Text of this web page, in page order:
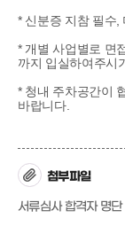
* 신분증 지참 필수,
* 개별 사업별로 면
까지 입실하여주시
* 청내 주차공간이
바랍니다.
첨부파일
서류심사 합격자 명